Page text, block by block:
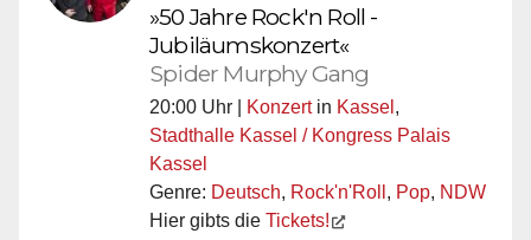
»50 Jahre Rock'n Roll -
Jubiläumskonzert«
Spider Murphy Gang
20:00 Uhr | Konzertin Kassel ,
Stadthalle Kassel / Kongress Palais
Kassel
Genre: Deutsch, Rock'n'Roll , Pop, NDW
Hier gibts die Tickets!